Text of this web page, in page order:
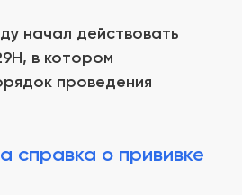
начал действовать
в котором
проведения
справка о прививке